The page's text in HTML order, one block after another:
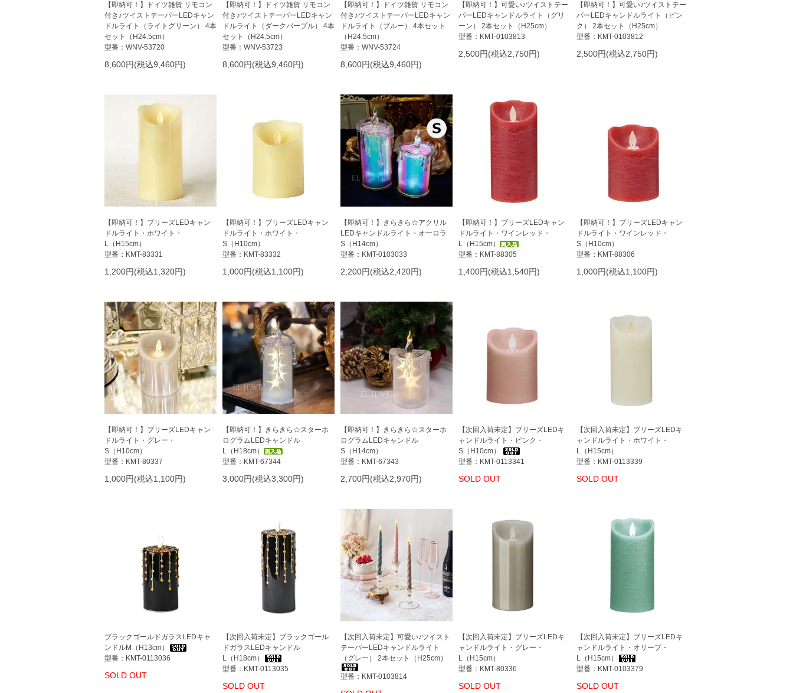
【即納可！】ドイツ雑貨 リモコン
付き♪ツイストテーパーLEDキャン
ドルライト（ライトグリーン） 4本
セット（H24.5cm）
型番：WNV-53720
8,600円(税込9,460円)
【即納可！】ドイツ雑貨 リモコン
付き♪ツイストテーパーLEDキャン
ドルライト（ダークパープル） 4本
セット（H24.5cm）
型番：WNV-53723
8,600円(税込9,460円)
【即納可！】ドイツ雑貨 リモコン
付き♪ツイストテーパーLEDキャン
ドルライト（ブルー） 4本セット
（H24.5cm）
型番：WNV-53724
8,600円(税込9,460円)
【即納可！】可愛い♪ツイストテー
パーLEDキャンドルライト（グリ
ーン） 2本セット（H25cm）
型番：KMT-0103813
2,500円(税込2,750円)
【即納可！】可愛い♪ツイストテー
パーLEDキャンドルライト（ピン
ク） 2本セット（H25cm）
型番：KMT-0103812
2,500円(税込2,750円)
【即納可！】ブリーズLEDキャン
ドルライト・ホワイト・
L（H15cm）
型番：KMT-83331
1,200円(税込1,320円)
【即納可！】ブリーズLEDキャン
ドルライト・ホワイト・
S（H10cm）
型番：KMT-83332
1,000円(税込1,100円)
【即納可！】きらきら☆アクリル
LEDキャンドルライト・オーロラ
S（H14cm）
型番：KMT-0103033
2,200円(税込2,420円)
【即納可！】ブリーズLEDキャン
ドルライト・ワインレッド・
L（H15cm）
型番：KMT-88305
1,400円(税込1,540円)
【即納可！】ブリーズLEDキャン
ドルライト・ワインレッド・
S（H10cm）
型番：KMT-88306
1,000円(税込1,100円)
【即納可！】ブリーズLEDキャン
ドルライト・グレー・
S（H10cm）
型番：KMT-80337
1,000円(税込1,100円)
【即納可！】きらきら☆スターホ
ログラムLEDキャンドル
L（H18cm）
型番：KMT-67344
3,000円(税込3,300円)
【即納可！】きらきら☆スターホ
ログラムLEDキャンドル
S（H14cm）
型番：KMT-67343
2,700円(税込2,970円)
【次回入荷未定】ブリーズLEDキ
ャンドルライト・ピンク・
S（H10cm）
型番：KMT-0113341
SOLD OUT
【次回入荷未定】ブリーズLEDキ
ャンドルライト・ホワイト・
L（H15cm）
型番：KMT-0113339
SOLD OUT
ブラックゴールドガラスLEDキャ
ンドルM（H13cm）
型番：KMT-0113036
SOLD OUT
【次回入荷未定】ブラックゴール
ドガラスLEDキャンドル
L（H18cm）
型番：KMT-0113035
SOLD OUT
【次回入荷未定】可愛い♪ツイスト
テーパーLEDキャンドルライト
（グレー） 2本セット（H25cm）
型番：KMT-0103814
【次回入荷未定】ブリーズLEDキ
ャンドルライト・グレー・
L（H15cm）
型番：KMT-80336
SOLD OUT
【次回入荷未定】ブリーズLEDキ
ャンドルライト・オリーブ・
L（H15cm）
型番：KMT-0103379
SOLD OUT